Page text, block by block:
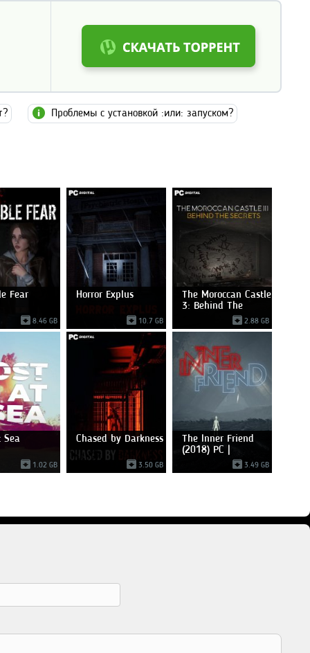
Проблемы с установкой :или: запуском?
Fear
8.46 GB
Horror Explus
10.7 GB
The Moroccan Castle
3: Behind The
2.88 GB
Sea
1.02 GB
Chased by Darkness
3.50 GB
The Inner Friend
(2018) PC |
3.49 GB